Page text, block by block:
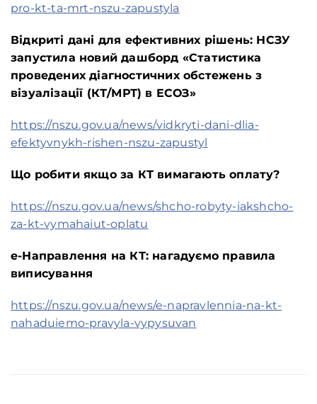
pro-kt-ta-mrt-nszu-zapustyla
Відкриті дані для ефективних рішень: НСЗУ
запустила новий дашборд «Статистика
проведених діагностичних обстежень з
візуалізації (КТ/МРТ) в ЕСОЗ»
https://nszu.gov.ua/news/vidkryti-dani-dlia-
efektyvnykh-rishen-nszu-zapustyl
Що робити якщо за КТ вимагають оплату?
https://nszu.gov.ua/news/shcho-robyty-iakshcho-
za-kt-vymahaiut-oplatu
е-Направлення на КТ: нагадуємо правила
виписування
https://nszu.gov.ua/news/e-napravlennia-na-kt-
nahaduiemo-pravyla-vypysuvan